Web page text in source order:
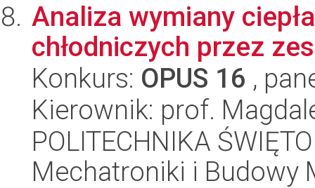
Analiza wymiany
chłodniczych przez
Konkurs: OPUS 16 ,
Kierownik: prof.
POLITECHNIKA
Mechatroniki i Budowy